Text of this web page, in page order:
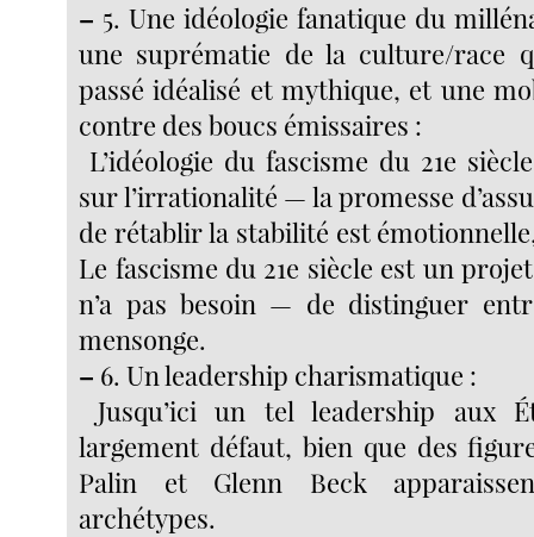
– 5. Une idéologie fanatique du
une suprématie de la culture/race
passé idéalisé et mythique, et une
contre des boucs émissaires :
L’idéologie du fascisme du 21e
sur l’irrationalité — la promesse
de rétablir la stabilité est
Le fascisme du 21e siècle est un
n’a pas besoin — de distinguer
mensonge.
– 6. Un leadership charismatique :
Jusqu’ici un tel leadership aux
largement défaut, bien que des
Palin et Glenn Beck
archétypes.